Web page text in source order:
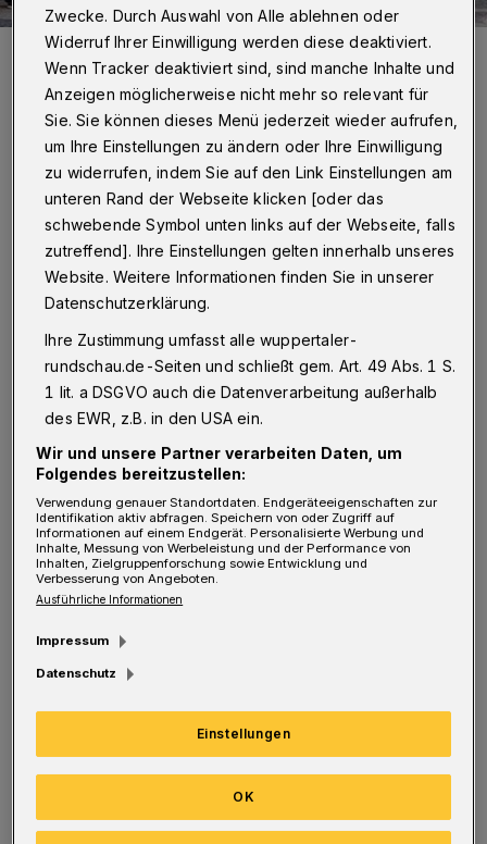
Ein Tafel-Mobil in Vor-Corona-Zeiten bei der Essensausgabe in
Elberfeld. Um die Zukunft der Hilfsorganisation wird weiter intensiv
Foto: Sebastian Jarych
von Roderich Trapp
I n dem entsprechenden Schreiben an den
Vorsitzenden Wolfgang Nielsen, das der
Rundschau vorliegt, wird dem Verein
Wuppertaler Tafel für die Komplettierung des
Auslöser war das Ausscheiden von Peter
Krampen, der nach internen Differenzen als
zweiter Vorsitzender zurücktrat. Arnold
Norkowsky, der aktuell als Sprecher für den
gesundheitlich angeschlagenen Nielsen agiert,
hatte zuletzt angekündigt, sich im im
Vorstand engagieren zu wollen. Norkowsky
Amtsgerichts, hält aber in der aktuellen
Corona-Situation eine Versammlung der rund
140 Vereinsmitglieder in Form einer
Präsenzveranstaltung für schwierig. Und ein
Zwecke. Durch Auswahl von Alle ablehnen oder
Widerruf Ihrer Einwilligung werden diese deaktiviert.
Wenn Tracker deaktiviert sind, sind manche Inhalte und
Anzeigen möglicherweise nicht mehr so relevant für
Sie. Sie können dieses Menü jederzeit wieder aufrufen,
um Ihre Einstellungen zu ändern oder Ihre Einwilligung
zu widerrufen, indem Sie auf den Link Einstellungen am
unteren Rand der Webseite klicken [oder das
schwebende Symbol unten links auf der Webseite, falls
zutreffend]. Ihre Einstellungen gelten innerhalb unseres
Website. Weitere Informationen finden Sie in unserer
Datenschutzerklärung.
Ihre Zustimmung umfasst alle wuppertaler-
rundschau.de-Seiten und schließt gem. Art. 49 Abs. 1 S.
1 lit. a DSGVO auch die Datenverarbeitung außerhalb
des EWR, z.B. in den USA ein.
Wir und unsere Partner verarbeiten Daten, um
Folgendes bereitzustellen:
Verwendung genauer Standortdaten. Endgeräteeigenschaften zur
Identifikation aktiv abfragen. Speichern von oder Zugriff auf
Informationen auf einem Endgerät. Personalisierte Werbung und
Inhalte, Messung von Werbeleistung und der Performance von
Inhalten, Zielgruppenforschung sowie Entwicklung und
Verbesserung von Angeboten.
Ausführliche Informationen
Impressum
Datenschutz
Einstellungen
OK